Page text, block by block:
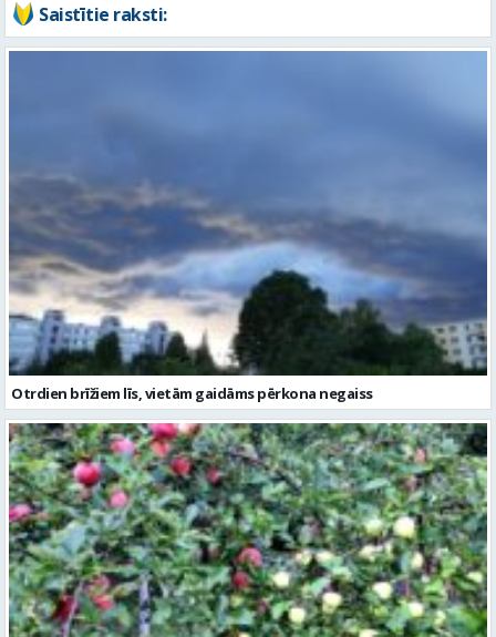
Saistītie raksti:
Otrdien brīžiem līs, vietām gaidāms pērkona negaiss